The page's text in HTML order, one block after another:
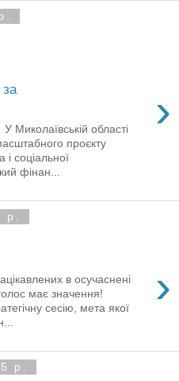
за
›
Миколаївській області
проєкту
соціальної
фінан...
р.
›
в осучаснені
має значення!
сесію, мета якої
р.